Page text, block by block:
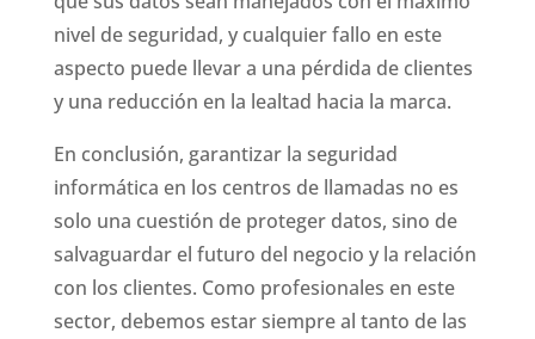
nivel de seguridad, y cualquier fallo en este
aspecto puede llevar a una pérdida de clientes
y una reducción en la lealtad hacia la marca.
En conclusión, garantizar la seguridad
informática en los centros de llamadas no es
solo una cuestión de proteger datos, sino de
salvaguardar el futuro del negocio y la relación
con los clientes. Como profesionales en este
sector, debemos estar siempre al tanto de las